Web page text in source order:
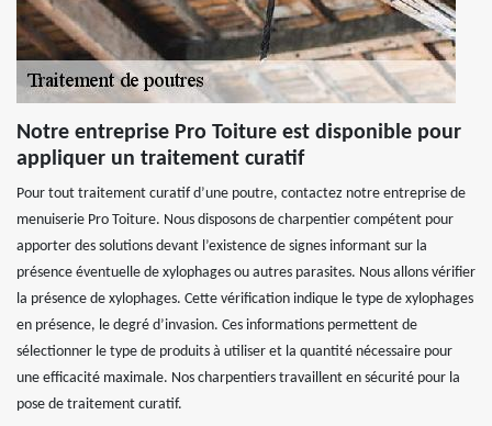
Notre entreprise Pro Toiture est disponible pour
appliquer un traitement curatif
Pour tout traitement curatif d’une poutre, contactez notre entreprise de
menuiserie Pro Toiture. Nous disposons de charpentier compétent pour
apporter des solutions devant l’existence de signes informant sur la
présence éventuelle de xylophages ou autres parasites. Nous allons vérifier
la présence de xylophages. Cette vérification indique le type de xylophages
en présence, le degré d’invasion. Ces informations permettent de
sélectionner le type de produits à utiliser et la quantité nécessaire pour
une efficacité maximale. Nos charpentiers travaillent en sécurité pour la
pose de traitement curatif.